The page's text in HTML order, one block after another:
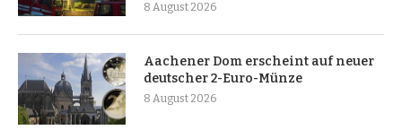
8 August 2026
Aachener Dom erscheint auf neuer
deutscher 2-Euro-Münze
8 August 2026